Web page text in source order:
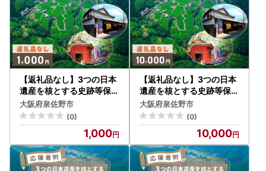
また、お電話も大変混み合っておりご迷惑をおかけしており
ますが、何卒よろしくお願い申し上げます。
▼お問い合わせ先
【寄附申込・書類・返礼品に関すること】
泉佐野ふるさと納税事務局
電話：072-468-6120（9:00～17:00 ※土日祝・年末年始
を除く）
メール：izumisano-furusato@home-tax.jp
【ワンストップ特例申請に関すること】
泉佐野市ふるさと納税ワンストップ申請係
電話：050-3100-1726（9:00～18:00 ※土日祝・年末年始
を除く）
メール：support@furusato-izumisano.jp
【返礼品なし】3つの日本
遺産を核とする史跡等保存
応援寄附（大阪府泉佐野市
）
大阪府泉佐野市
(0)
1,000
【返礼品なし】3つの日本
遺産を核とする史跡等保存
応援寄附（大阪府泉佐野市
）
大阪府泉佐野市
(0)
10,000